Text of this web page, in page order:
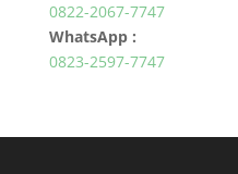
0822-2067-7747
WhatsApp :
0823-2597-7747